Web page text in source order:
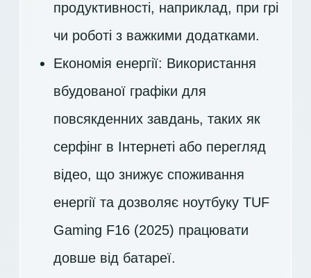
продуктивності, наприклад, при грі
чи роботі з важкими додатками.
Економія енергії: Використання
вбудованої графіки для
повсякденних завдань, таких як
серфінг в Інтернеті або перегляд
відео, що знижує споживання
енергії та дозволяє ноутбуку TUF
Gaming F16 (2025) працювати
довше від батареї.